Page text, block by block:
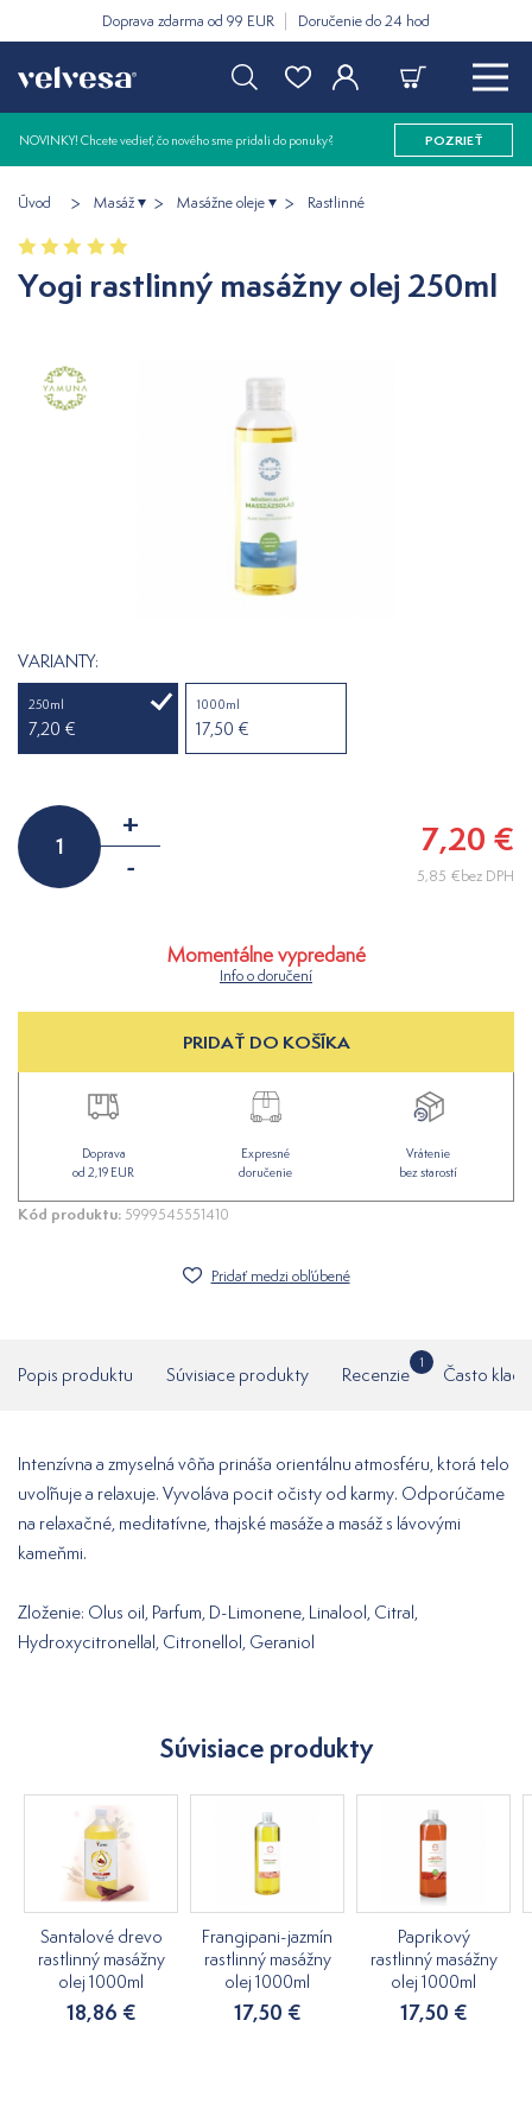
Doprava zdarma od 99 EUR Doručenie do 24 hod
NOVINKY! Chcete vedieť, čo nového sme pridali do ponuky? POZRIEŤ
Úvod Masáž Masážne oleje Rastlinné
Yogi rastlinný masážny olej 250ml
VARIANTY:
250ml
7,20 €
1000ml
17,50 €
+
-
7,20 €
5,85 €bez DPH
Momentálne vypredané
Info o doručení
PRIDAŤ DO KOŠÍKA
Doprava
od 2,19 EUR
Expresné
doručenie
Vrátenie
bez starostí
Kód produktu: 5999545551410
Pridať medzi obľúbené
Popis produktu Súvisiace produkty Recenzie
1
Často
Intenzívna a zmyselná vôňa prináša orientálnu atmosféru, ktorá telo
uvoľňuje a relaxuje. Vyvoláva pocit očisty od karmy. Odporúčame
na relaxačné, meditatívne, thajské masáže a masáž s lávovými
kameňmi.
Zloženie: Olus oil, Parfum, D-Limonene, Linalool, Citral,
Hydroxycitronellal, Citronellol, Geraniol
Súvisiace produkty
Santalové drevo
rastlinný masážny
olej 1000ml
18,86 €
Frangipani-jazmín
rastlinný masážny
olej 1000ml
17,50 €
Paprikový
rastlinný masážny
olej 1000ml
17,50 €